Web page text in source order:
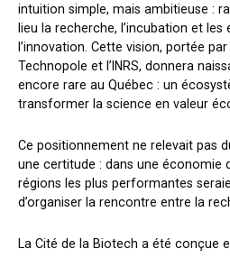
intuition simple, mais ambitieuse :
lieu la recherche, l’incubation et
l’innovation. Cette vision, portée par
Technopole et l’INRS, donnera
encore rare au Québec : un
transformer la science en valeur
Ce positionnement ne relevait pas
une certitude : dans une économie
régions les plus performantes
d’organiser la rencontre entre la
La Cité de la Biotech a été conçue